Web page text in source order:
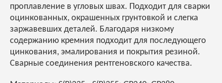
проплавление в угловых швах. Подходит для сварки
оцинкованных, окрашенных грунтовкой и слегка
заржавевших деталей. Благодаря низкому
содержанию кремния подходит для последующего
цинкования, эмалирования и покрытия резиной.
Сварные соединения рентгеновского качества.